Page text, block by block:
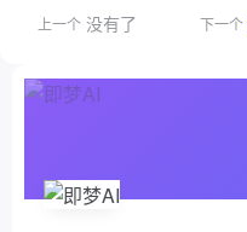
上一个 没有了 下一个